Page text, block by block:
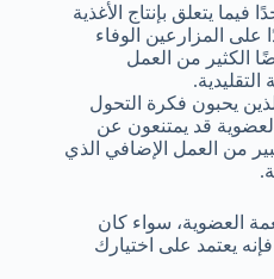
فيما يتعلق بإنتاج الأغذية
المزارعين الوفاء
الكثير من العمل
يحبون فكرة التحول
قد يمتنعون عن
من العمل الإضافي الذي
العضوية، سواء كان
يعتمد على اختيارك